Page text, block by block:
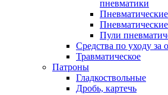
пневматики
Пули
Средства по уходу за
Травматическое
Патроны
Гладкоствольные
Дробь, картечь